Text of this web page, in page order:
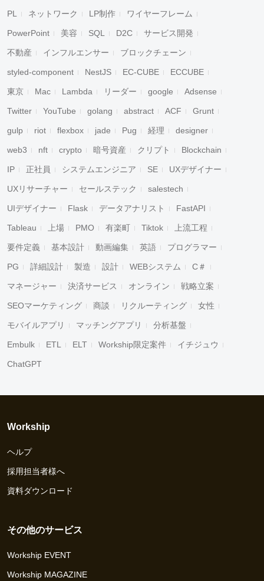
PL ネットワーク LP制作 ワイヤーフレーム
PowerPoint 美容 SQL D2C サービス開発
不動産 インフルエンサー ブロックチェーン
styled-component NestJS EC-CUBE ECCUBE
東京 Mac Lambda リーダー google Adsense
Twitter YouTube golang abstract ACF Grunt
gulp riot flexbox jade Pug 経理 designer
web3 nft crypto 暗号資産 クリプト Blockchain
IP 正社員 システムエンジニア SE UXデザイナー
UXリサーチャー セールステック salestech
UIデザイナー Flask データアナリスト FastAPI
Tableau 上場 PMO 有楽町 Tiktok 上流工程
要件定義 基本設計 動画編集 英語 プログラマー
PG 詳細設計 製造 設計 WEBシステム C＃
マネージャー 決済サービス オンライン 戦略立案
SEOマーケティング 商談 リクルーティング 女性
モバイルアプリ マッチングアプリ 分析基盤
Embulk ETL ELT Workship限定案件 イチジュウ
ChatGPT
Workship
ヘルプ
採用担当者様へ
資料ダウンロード
その他のサービス
Workship EVENT
Workship MAGAZINE